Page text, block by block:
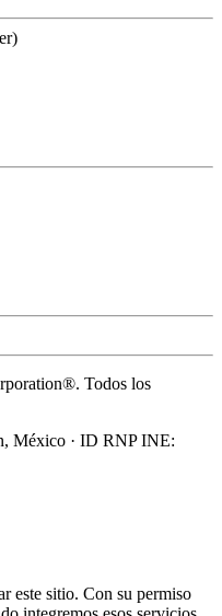
Todos los
México · ID RNP INE:
este sitio. Con su permiso